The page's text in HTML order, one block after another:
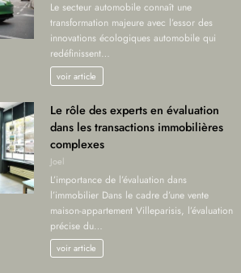
Le secteur automobile connaît une
transformation majeure avec l’essor des
innovations écologiques automobile qui
redéfinissent…
voir article
Le rôle des experts en évaluation
dans les transactions immobilières
complexes
Joel
L’importance de l’évaluation dans
l’immobilier Dans le cadre d’une vente
maison-appartement Villeparisis, l’évaluation
précise du…
voir article